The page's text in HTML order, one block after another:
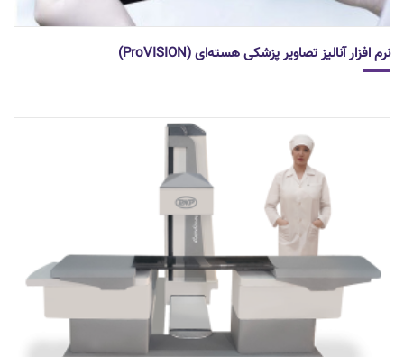
نرم افزار آنالیز تصاویر پزشکی هسته‌ای (ProVISION)